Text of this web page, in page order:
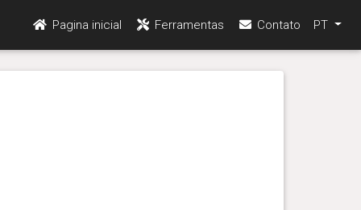
Pagina inicial Ferramentas Contato PT